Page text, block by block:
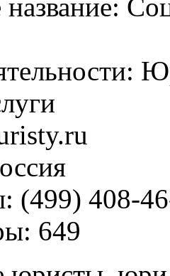
(499) 408-
649